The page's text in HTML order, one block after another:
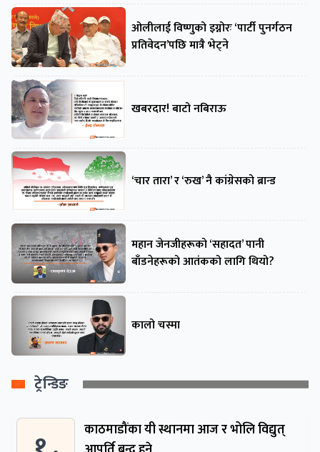
ओलीलाई विष्णुको इग्नोरः ‘पार्टी पुनर्गठन
प्रतिवेदन’पछि मात्रै भेट्ने
खबरदार! बाटो नबिराऊ
‘चार तारा’ र ‘रुख’ नै कांग्रेसको ब्रान्ड
महान जेनजीहरूको ‘सहादत’ पानी
बाँडनेहरूको आतंकको लागि थियो?
कालो चस्मा
ट्रेन्डिङ
काठमाडौंका यी स्थानमा आज र भोलि विद्युत्